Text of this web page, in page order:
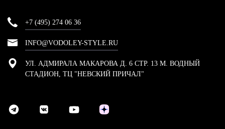
+7 (495) 274 06 36
INFO@VODOLEY-STYLE.RU
УЛ. АДМИРАЛА МАКАРОВА Д. 6 СТР. 13 М. ВОДНЫЙ
СТАДИОН, ТЦ "НЕВСКИЙ ПРИЧАЛ"